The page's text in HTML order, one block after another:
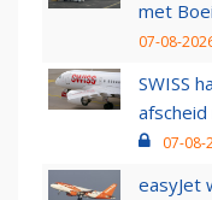
met
07-08-
SWISS
07-08-
easyJet